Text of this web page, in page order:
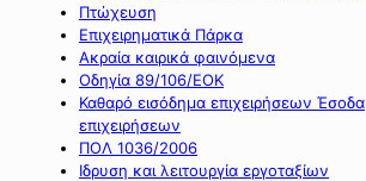
Πτώχευση
Επιχειρηματικά Πάρκα
Ακραία καιρικά φαινόμενα
Οδηγία 89/106/ΕΟΚ
Καθαρό εισόδημα επιχειρήσεων Έσοδα
επιχειρήσεων
ΠΟΛ 1036/2006
Ιδρυση και λειτουργία εργοταξίων